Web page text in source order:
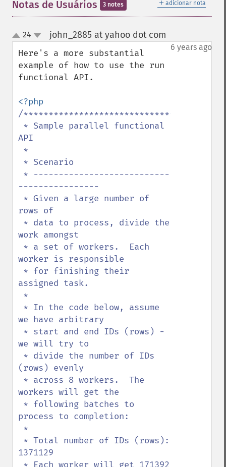
＋ adicionar nota
Notas de Usuários 3 notes
up
down
24 john_2885 at yahoo dot com
6 years ago
Here's a more substantial
example of how to use the run
functional API.
/
API
----------------
rows of
work amongst
worker is responsible
assigned task.
we have arbitrary
we will try to
(rows) evenly
workers will get the
process to completion:
1371129